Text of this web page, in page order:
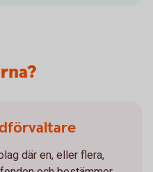
där en, eller flera,